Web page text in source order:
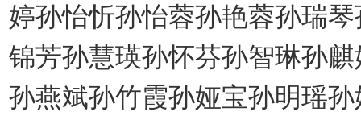
婷孙怡忻孙怡蓉孙艳蓉孙瑞
锦芳孙慧瑛孙怀芬孙智琳孙
孙燕斌孙竹霞孙娅宝孙明瑶